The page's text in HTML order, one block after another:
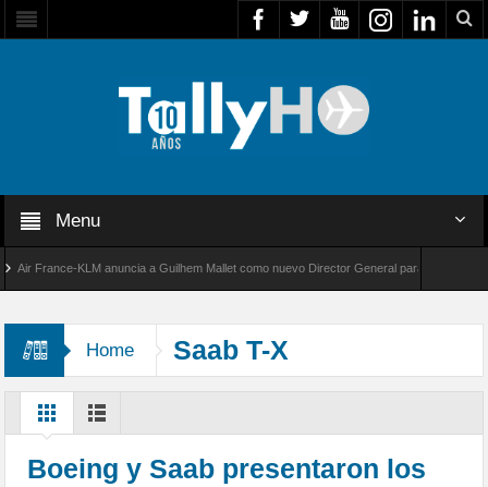
Menu
France-KLM anuncia a Guilhem Mallet como nuevo Director General para América Latina
Home Saab T-X
Boeing y Saab presentaron los